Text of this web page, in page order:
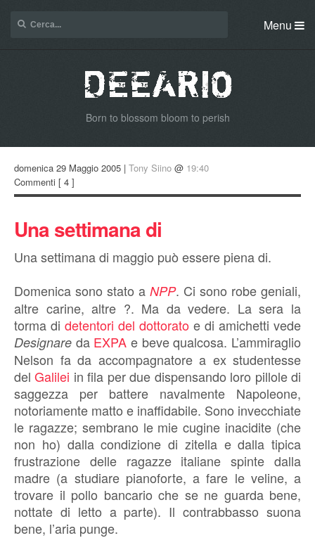
Menu
Born to blossom bloom to perish
domenica 29 Maggio 2005 | Tony Siino @ 19:40
Commenti [ 4 ]
Una settimana di
Una settimana di maggio può essere piena di.
Domenica sono stato a NPP. Ci sono robe geniali,
altre carine, altre ?. Ma da vedere. La sera la
torma di detentori del dottorato e di amichetti vede
Designare da EXPA e beve qualcosa. L’ammiraglio
Nelson fa da accompagnatore a ex studentesse
delGalilei in fila per due dispensando loro pillole di
saggezza per battere navalmente Napoleone,
notoriamente matto e inaffidabile. Sono invecchiate
le ragazze; sembrano le mie cugine inacidite (che
non ho) dalla condizione di zitella e dalla tipica
frustrazione delle ragazze italiane spinte dalla
madre (a studiare pianoforte, a fare le veline, a
trovare il pollo bancario che se ne guarda bene,
nottate di letto a parte). Il contrabbasso suona
bene, l’aria punge.